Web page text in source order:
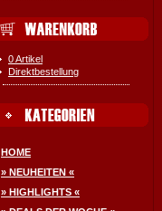
0 Artikel
Direktbestellung
HOME
» NEUHEITEN «
» HIGHLIGHTS «